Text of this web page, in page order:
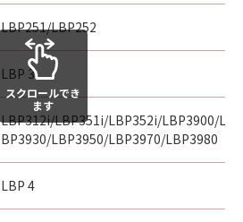
LBP251/LBP252
LBP 3
LBP312i/LBP351i/LBP352i/LBP3900/
BP3930/LBP3950/LBP3970/LBP3980
LBP 4
スクロールでき
ます